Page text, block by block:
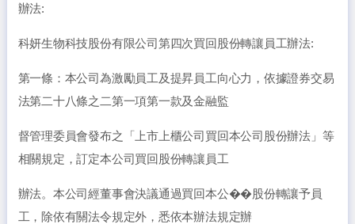
辦法:
科妍生物科技股份有限公司第四次買回股份轉讓員工辦法:
第一條：本公司為激勵員工及提昇員工向心力，依據證券交易
法第二十八條之二第一項第一款及金融監
督管理委員會發布之「上市上櫃公司買回本公司股份辦法」等
相關規定，訂定本公司買回股份轉讓員工
辦法。本公司經董事會決議通過買回本公��股份轉讓予員
工，除依有關法令規定外，悉依本辦法規定辦